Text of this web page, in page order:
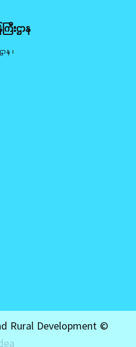
ြီးဌာန
န ၊
Rural Development ©